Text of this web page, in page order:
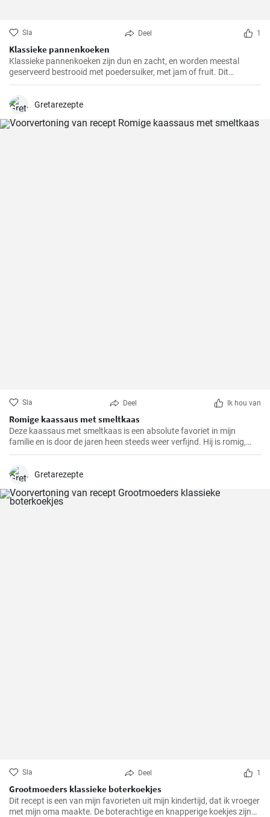
Sla Deel 1
Klassieke pannenkoeken
Klassieke pannenkoeken zijn dun en zacht, en worden meestal
geserveerd bestrooid met poedersuiker, met jam of fruit. Dit
eenvoudige gerecht is een populaire keuze voor het ontbijt, de lunch
hartige vullingen naar smaak.
Gretarezepte
Sla Deel Ik hou van
Romige kaassaus met smeltkaas
Deze kaassaus met smeltkaas is een absolute favoriet in mijn
familie en is door de jaren heen steeds weer verfijnd. Hij is romig,
smaakvol en gewoonweg heerlijk. De saus is perfect als dip,
ik zeggen dat dit recept altijd een succes is.
Gretarezepte
Sla Deel 1
Grootmoeders klassieke boterkoekjes
Dit recept is een van mijn favorieten uit mijn kindertijd, dat ik vroeger
met mijn oma maakte. De boterachtige en knapperige koekjes zijn